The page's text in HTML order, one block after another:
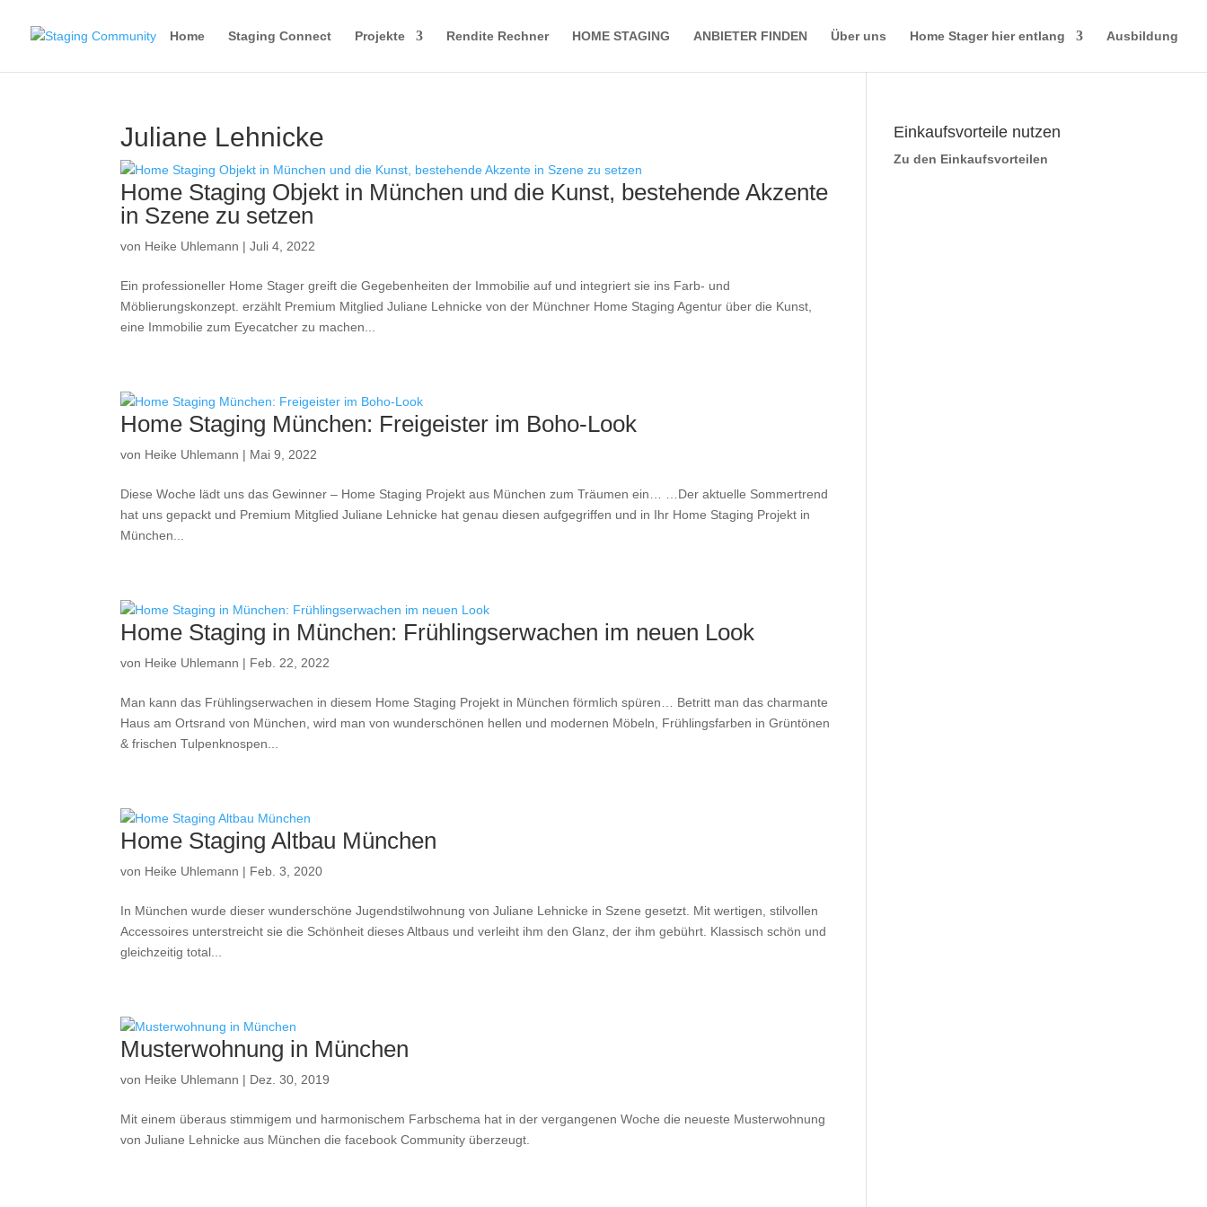
Home Staging Connect Projekte Rendite Rechner HOME STAGING ANBIETER FINDEN Über uns Home Stager hier entlang Ausbildung
Juliane Lehnicke
Home Staging Objekt in München und die Kunst, bestehende Akzente
in Szene zu setzen
von Heike Uhlemann |Juli 4, 2022
Ein professioneller Home Stager greift die Gegebenheiten der Immobilie auf und integriert sie ins Farb- und
Möblierungskonzept. erzählt Premium Mitglied Juliane Lehnicke von der Münchner Home Staging Agentur über die Kunst,
eine Immobilie zum Eyecatcher zu machen...
Home Staging München: Freigeister im Boho-Look
von Heike Uhlemann | Mai 9, 2022
Diese Woche lädt uns das Gewinner – Home Staging Projekt aus München zum Träumen ein… …Der aktuelle Sommertrend
hat uns gepackt und Premium Mitglied Juliane Lehnicke hat genau diesen aufgegriffen und in Ihr Home Staging Projekt in
München...
Home Staging in München: Frühlingserwachen im neuen Look
von Heike Uhlemann | Feb. 22, 2022
Man kann das Frühlingserwachen in diesem Home Staging Projekt in München förmlich spüren… Betritt man das charmante
Haus am Ortsrand von München, wird man von wunderschönen hellen und modernen Möbeln, Frühlingsfarben in Grüntönen
& frischen Tulpenknospen...
Home Staging Altbau München
von Heike Uhlemann | Feb. 3, 2020
In München wurde dieser wunderschöne Jugendstilwohnung von Juliane Lehnicke in Szene gesetzt. Mit wertigen, stilvollen
Accessoires unterstreicht sie die Schönheit dieses Altbaus und verleiht ihm den Glanz, der ihm gebührt. Klassisch schön und
gleichzeitig total...
Musterwohnung in München
von Heike Uhlemann | Dez. 30, 2019
Mit einem überaus stimmigem und harmonischem Farbschema hat in der vergangenen Woche die neueste Musterwohnung
von Juliane Lehnicke aus München die facebook Community überzeugt.
Einkaufsvorteile nutzen
Zu den Einkaufsvorteilen